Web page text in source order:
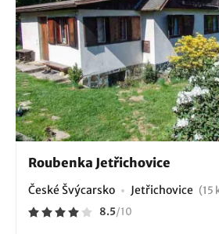
Roubenka Jetřichovice
České Švýcarsko Jetřichovice (15
8.5/10